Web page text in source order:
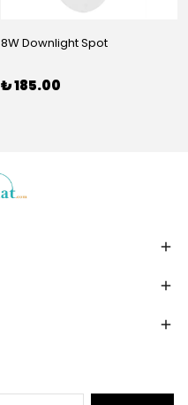
8W Downlight Spot
₺ 185.00